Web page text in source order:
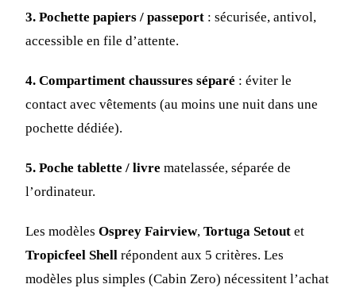
3. Pochette papiers / passeport : sécurisée, antivol,
accessible en file d’attente.
4. Compartiment chaussures séparé : éviter le
contact avec vêtements (au moins une nuit dans une
pochette dédiée).
5. Poche tablette / livre matelassée, séparée de
l’ordinateur.
Les modèles Osprey Fairview, Tortuga Setout et
Tropicfeel Shell répondent aux 5 critères. Les
modèles plus simples (Cabin Zero) nécessitent l’achat